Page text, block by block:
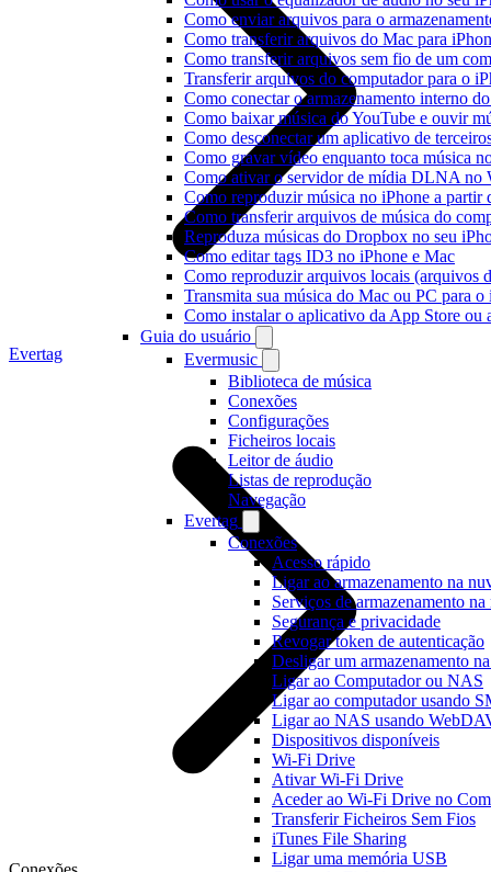
Como enviar arquivos para o
Como transferir arquivos do Mac para
Como transferir arquivos sem fio de um
Transferir arquivos do computador para o
Como conectar o armazenamento interno
Como baixar música do YouTube e ouvir
Como desconectar um aplicativo de
Como gravar vídeo enquanto toca música
Como ativar o servidor de mídia DLNA no
Como reproduzir música no iPhone a
Como transferir arquivos de música do
Reproduza músicas do Dropbox no seu
Como editar tags ID3 no iPhone e Mac
Como reproduzir arquivos locais (arquivos
Transmita sua música do Mac ou PC para
Como instalar o aplicativo da App Store
Guia do usuário
Evermusic
Biblioteca de música
Conexões
Configurações
Ficheiros locais
Leitor de áudio
Listas de reprodução
Navegação
Evertag
Conexões
Acesso rápido
Ligar ao armazenamento na
Serviços de armazenamento
Segurança e privacidade
Revogar token de autenticação
Desligar um armazenamento
Ligar ao Computador ou NAS
Ligar ao computador usando
Ligar ao NAS usando
Dispositivos disponíveis
Wi-Fi Drive
Ativar Wi-Fi Drive
Aceder ao Wi-Fi Drive no
Transferir Ficheiros Sem Fios
iTunes File Sharing
Ligar uma memória USB
Evertag